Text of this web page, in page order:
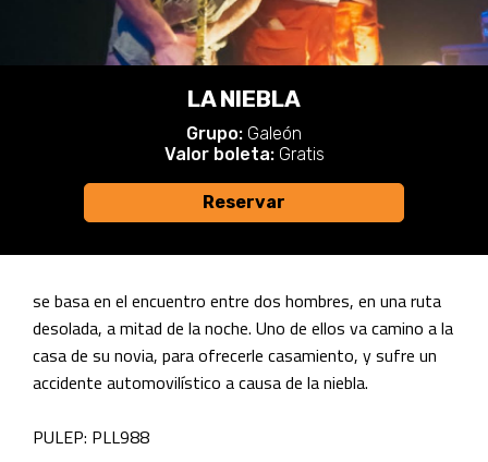
LA NIEBLA
Grupo: Galeón
Valor boleta: Gratis
Reservar
se basa en el encuentro entre dos hombres, en una ruta
desolada, a mitad de la noche. Uno de ellos va camino a la
casa de su novia, para ofrecerle casamiento, y sufre un
accidente automovilístico a causa de la niebla.
PULEP: PLL988